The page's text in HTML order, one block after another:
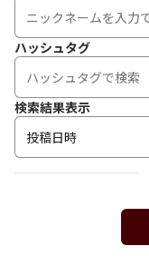
ハッシュタグ
検索結果表示
投稿日時